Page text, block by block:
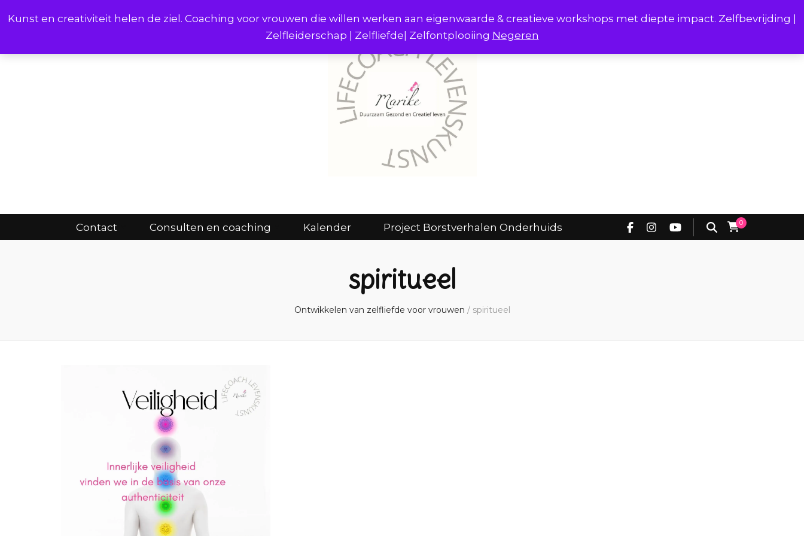
Kunst en creativiteit helen de ziel. Coaching voor vrouwen die willen werken aan eigenwaarde & creatieve workshops met diepte impact. Zelfbevrijding |
Zelfleiderschap | Zelfliefde| Zelfontplooiing Negeren
Contact Consulten en coaching Kalender Project Borstverhalen Onderhuids 0
Contact Consulten en coaching Kalender Project Borstverhalen Onderhuids
spiritueel
Ontwikkelen van zelfliefde voor vrouwen / spiritueel